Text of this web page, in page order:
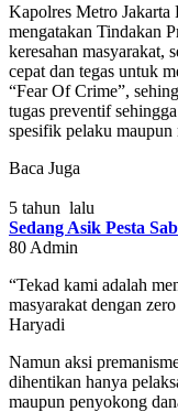
Kapolres Metro
mengatakan Tindakan
keresahan masyarakat,
cepat dan tegas untuk
“Fear Of Crime”,
tugas preventif
spesifik pelaku maupun
Baca Juga
5 tahun lalu
Sedang Asik Pesta
80 Admin
“Tekad kami adalah
masyarakat dengan
Haryadi
Namun aksi
dihentikan hanya
maupun penyokong